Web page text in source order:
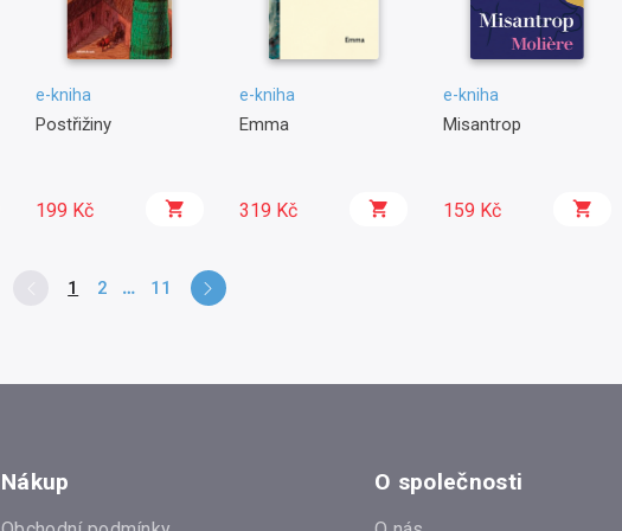
e-kniha
Postřižiny
199 Kč
e-kniha
Emma
319 Kč
e-kniha
Misantrop
159 Kč
1 2 11
Nákup O společnosti